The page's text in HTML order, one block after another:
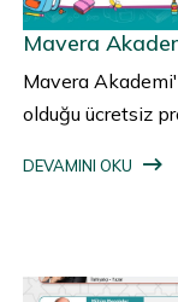
Mavera
Mavera
olduğu ücretsiz
DEVAMINI OKU